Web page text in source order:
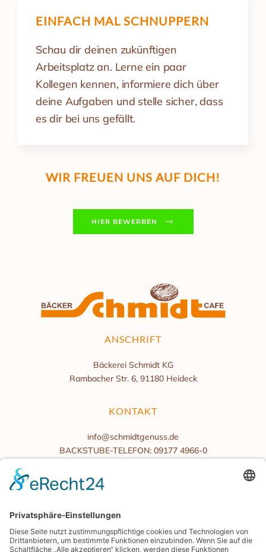
EINFACH MAL SCHNUPPERN
Schau dir deinen zukünftigen
Arbeitsplatz an. Lerne ein paar
Kollegen kennen, informiere dich über
deine Aufgaben und stelle sicher, dass
es dir bei uns gefällt.
WIR FREUEN UNS AUF DICH!
HIER BEWERBEN
ANSCHRIFT
Bäckerei Schmidt KG
Rambacher Str. 6, 91180 Heideck
KONTAKT
info@schmidtgenuss.de
BACKSTUBE-TELEFON: 09177 4966-0
BÜROZEITEN
Samstag/Sonntag geschlossen